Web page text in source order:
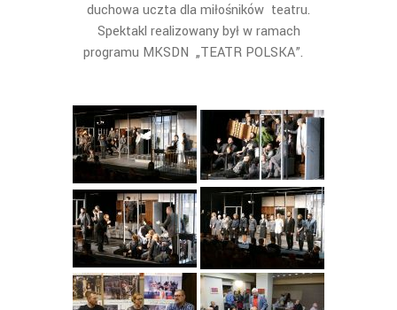
duchowa uczta dla miłośników teatru.
Spektakl realizowany był w ramach
programu MKSDN „TEATR POLSKA”.